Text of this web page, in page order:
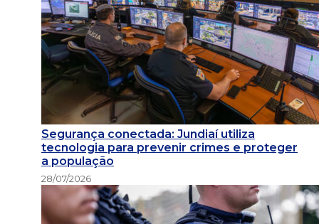
Segurança conectada: Jundiaí utiliza
tecnologia para prevenir crimes e proteger
a população
28/07/2026